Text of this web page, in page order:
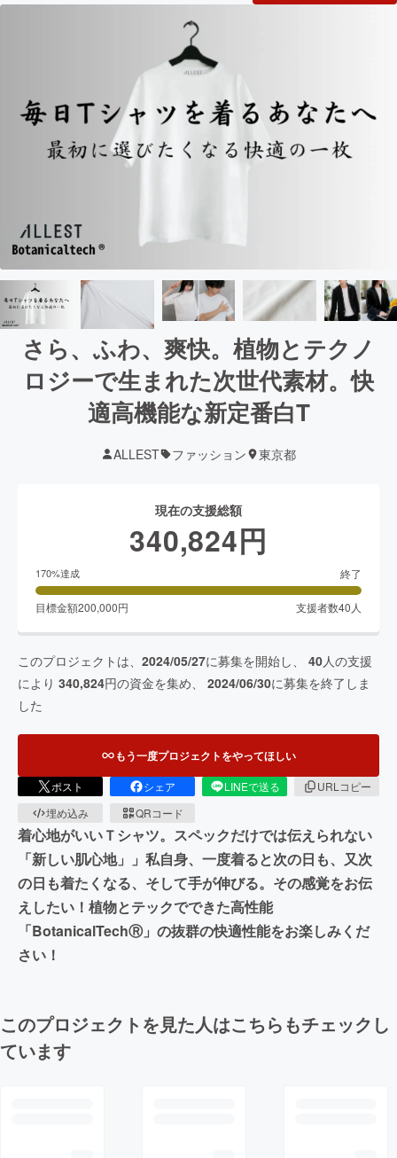
さら、ふわ、爽快。植物とテクノ
ロジーで生まれた次世代素材。快
適高機能な新定番白T
ALLEST ファッション 東京都
現在の支援総額
340,824円
170%達成 終了
目標金額200,000円 支援者数40 人
このプロジェクトは、 2024/05/27に募集を開始し、 40人の支援
により 340,824円の資金を集め、 2024/06/30に募集を終了しま
した
もう一度プロジェクトをやってほしい
ポスト シェア LINEで送る
URLコピー
埋め込み
QRコード
着心地がいいＴシャツ。スペックだけでは伝えられない
「新しい肌心地」」私自身、一度着ると次の日も、又次
の日も着たくなる、そして手が伸びる。その感覚をお伝
えしたい！植物とテックでできた高性能
「BotanicalTechⓇ」の抜群の快適性能をお楽しみくだ
さい！
このプロジェクトを見た人はこちらもチェックし
ています